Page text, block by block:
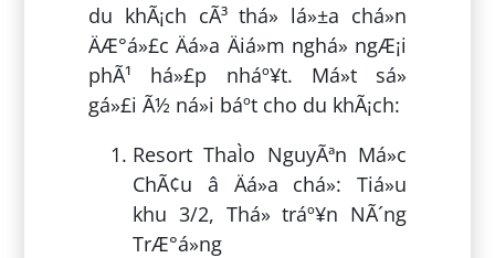
du khÃ¡ch cÃ³ thá» lá»±a chá»n
ÄÆ°á»£c Äá»a Äiá»m nghá» ngÆ¡i
phÃ¹ há»£p nháº¥t. Má»t sá»
gá»£i Ã½ ná»i báº­t cho du khÃ¡ch:
Resort ThaÌo NguyÃªn Má»c
ChÃ¢u â Äá»a chá»: Tiá»u
khu 3/2, Thá» tráº¥n NÃ´ng
TrÆ°á»ng